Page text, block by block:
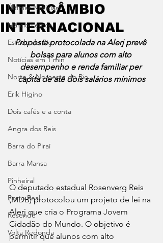
Últimas Notícias
Márcio Lemos
Estado do Rio
Notícias em 1 min
Norte & Noroeste do Rio
Erik Higino
Dois cafés e a conta
Angra dos Reis
Barra do Piraí
Barra Mansa
Pinheiral
Porto Real
Resende
Volta Redonda
INTERCÂMBIO
INTERNACIONAL
Proposta protocolada na Alerj prevê
bolsas para alunos com alto
desempenho e renda familiar per
capita de até dois salários mínimos
O deputado estadual Rosenverg Reis
(MDB) protocolou um projeto de lei na
Alerj que cria o Programa Jovem
Cidadão do Mundo. O objetivo é
permitir que alunos com alto